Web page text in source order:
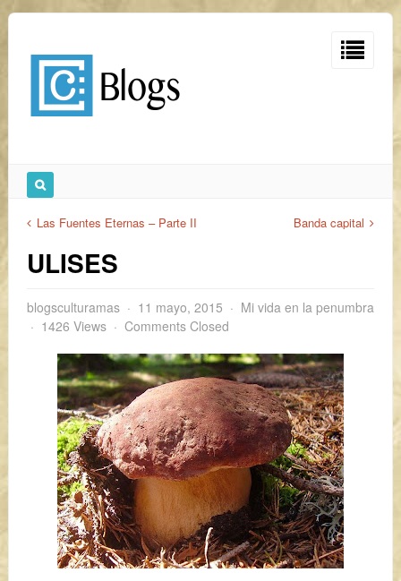
Las Fuentes Eternas – Parte II Banda capital
ULISES
blogsculturamas 11 mayo, 2015
Mi vida en la penumbra
1426 Views
Comments Closed